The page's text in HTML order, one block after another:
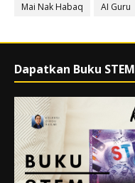
Mai Nak Habaq
AI Guru
Dapatkan Buku STEM